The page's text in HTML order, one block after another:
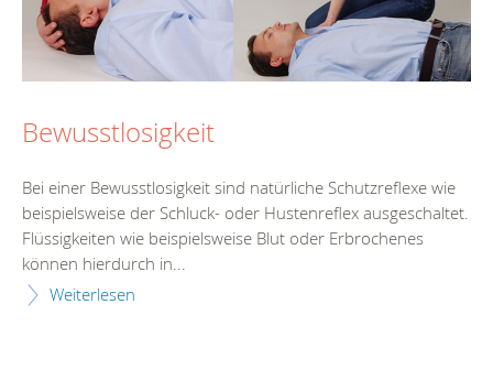
Bewusstlosigkeit
Bei einer Bewusstlosigkeit sind natürliche Schutzreflexe wie
beispielsweise der Schluck- oder Hustenreflex ausgeschaltet.
Flüssigkeiten wie beispielsweise Blut oder Erbrochenes
können hierdurch in...
Weiterlesen